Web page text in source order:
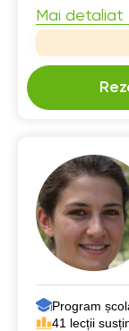
Mai detaliat
Program
41 lecții